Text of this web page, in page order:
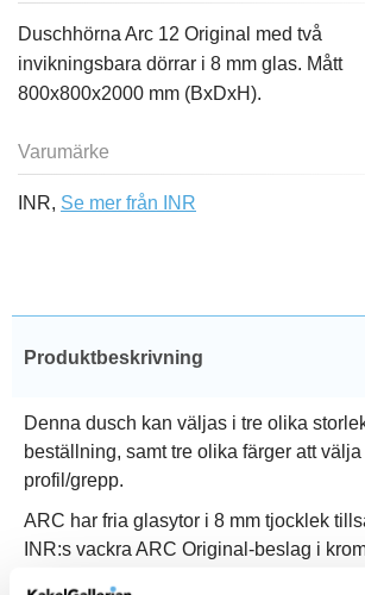
Duschhörna Arc 12 Original med två
invikningsbara dörrar i 8 mm glas. Mått
800x800x2000 mm (BxDxH).
Varumärke
INR, Se mer från INR
Produktbeskrivning
Denna dusch kan väljas i tre olika
beställning, samt tre olika färger att
profil/grepp.
ARC har fria glasytor i 8 mm tjocklek
INR:s vackra ARC Original-beslag i